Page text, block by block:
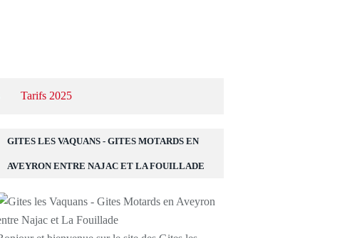
Tarifs 2025
GITES LES VAQUANS - GITES MOTARDS EN
AVEYRON ENTRE NAJAC ET LA FOUILLADE